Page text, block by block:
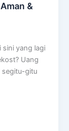
&
sini yang lagi
Uang
segitu-gitu